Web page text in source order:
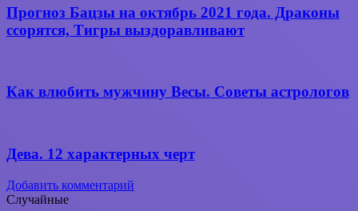
Прогноз Бацзы на октябрь 2021 года. Драконы
ссорятся, Тигры выздоравливают
Как влюбить мужчину Весы. Советы астрологов
Дева. 12 характерных черт
Добавить комментарий
Случайные